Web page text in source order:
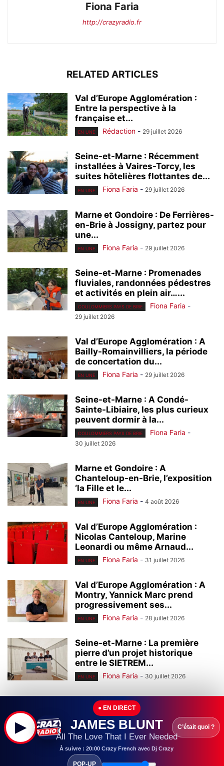
Fiona Faria
http://crazyradio.fr
RELATED ARTICLES
Val d’Europe Agglomération :
Entre la perspective à la
française et...
EN UNE Rédaction - 29 juillet 2026
Seine-et-Marne : Récemment
installées à Vaires-Torcy, les
suites hôtelières flottantes de...
EN UNE Fiona Faria - 29 juillet 2026
Marne et Gondoire : De Ferrières-
en-Brie à Jossigny, partez pour
une...
EN UNE Fiona Faria - 29 juillet 2026
Seine-et-Marne : Promenades
fluviales, randonnées pédestres
et activités en plein air…...
COULOMMIERS PAYS DE BRIE Fiona Faria -
29 juillet 2026
Val d’Europe Agglomération : A
Bailly-Romainvilliers, la période
de concertation du...
EN UNE Fiona Faria - 29 juillet 2026
Seine-et-Marne : A Condé-
Sainte-Libiaire, les plus curieux
peuvent dormir à la...
COULOMMIERS PAYS DE BRIE Fiona Faria -
30 juillet 2026
Marne et Gondoire : A
Chanteloup-en-Brie, l’exposition
‘la Fille et le...
EN UNE Fiona Faria - 4 août 2026
Val d’Europe Agglomération :
Nicolas Canteloup, Marine
Leonardi ou même Arnaud...
EN UNE Fiona Faria - 31 juillet 2026
Val d’Europe Agglomération : A
Montry, Yannick Marc prend
progressivement ses...
EN UNE Fiona Faria - 28 juillet 2026
Seine-et-Marne : La première
pierre d’un projet historique
entre le SIETREM...
EN UNE Fiona Faria - 30 juillet 2026
Seine-et-Marne : Leader mondial
de l’homéopathie, l’entreprise
Boiron (Montévrain) continue à...
EN UNE Fiona Faria - 29 juillet 2026
Seine-et-Marne : Ouvert en
▶
● EN DIRECT
JAMES BLUNT
All The Love That I Ever Needed
À suivre : 20:00 Crazy French avec Dj Crazy
C’était quoi ?
POP-UP